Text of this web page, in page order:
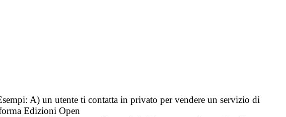
A) un utente ti contatta in privato per vendere un servizio di
Edizioni Open